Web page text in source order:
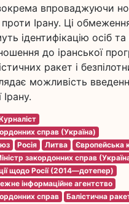
впроваджуючи
проти Ірану. Ці
ідентифікацію осіб
до іранської
ракет і
можливість
Ірану.
справ (Україна)
Росія Литва
Європейська
закордонних справ
щодо Росії (2014—дотепер)
інформаційне агентство
справ
Балістична